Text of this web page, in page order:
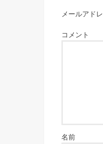
メールアド
コメント
名前